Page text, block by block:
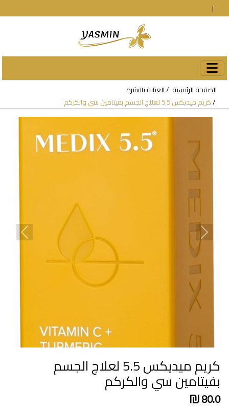
|
الصفحة الرئيسية
العناية بالبشرة
كريم ميديكس 5.5 لعلاج الجسم بفيتامين سي والكركم
Next
كريم ميديكس 5.5 لعلاج الجسم
بفيتامين سي والكركم
80.0